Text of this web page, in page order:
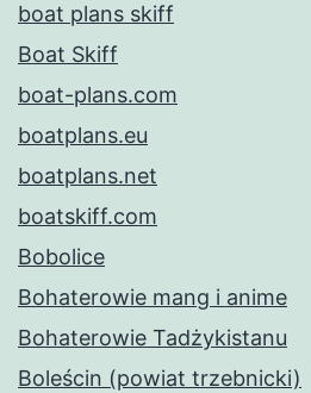
boat plans skiff
Boat Skiff
boat-plans.com
boatplans.eu
boatplans.net
boatskiff.com
Bobolice
Bohaterowie mang i anime
Bohaterowie Tadżykistanu
Boleścin (powiat trzebnicki)